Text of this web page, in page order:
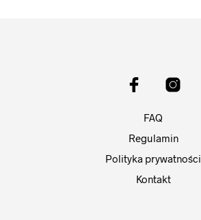
FAQ
Regulamin
Polityka prywatności
Kontakt